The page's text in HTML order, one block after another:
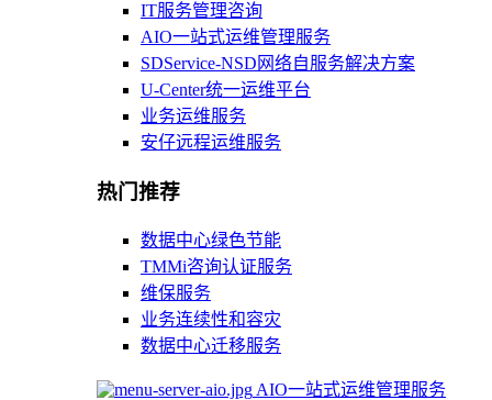
IT服务管理咨询
AIO一站式运维管理服务
SDService-NSD网络自服务解决方案
U-Center统一运维平台
业务运维服务
安仔远程运维服务
热门推荐
数据中心绿色节能
TMMi咨询认证服务
维保服务
业务连续性和容灾
数据中心迁移服务
AIO一站式运维管理服务